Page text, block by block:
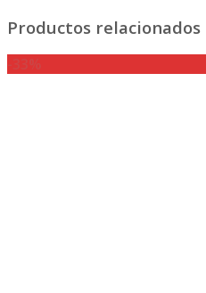
Productos relacionados